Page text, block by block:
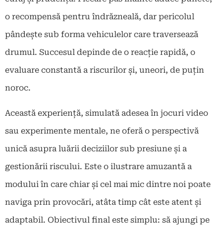
o recompensă pentru îndrăzneală, dar pericolul
pândește sub forma vehiculelor care traversează
drumul. Succesul depinde de o reacție rapidă, o
evaluare constantă a riscurilor și, uneori, de puțin
noroc.
Această experiență, simulată adesea în jocuri video
sau experimente mentale, ne oferă o perspectivă
unică asupra luării deciziilor sub presiune și a
gestionării riscului. Este o ilustrare amuzantă a
modului în care chiar și cel mai mic dintre noi poate
naviga prin provocări, atâta timp cât este atent și
adaptabil. Obiectivul final este simplu: să ajungi pe